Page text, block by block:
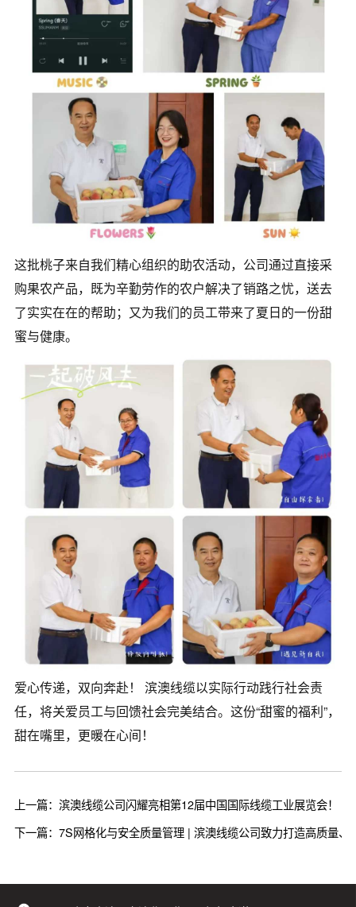
这批桃子来自我们精心组织的助农活动，公司通过直接采
购果农产品，既为辛勤劳作的农户解决了销路之忧，送去
了实实在在的帮助；又为我们的员工带来了夏日的一份甜
蜜与健康。
爱心传递，双向奔赴！ 滨澳线缆以实际行动践行社会责
任，将关爱员工与回馈社会完美结合。这份“甜蜜的福利”，
甜在嘴里，更暖在心间！
上一篇：滨澳线缆公司闪耀亮相第12届中国国际线缆工业展览会！
下一篇：7S网格化与安全质量管理 | 滨澳线缆公司致力打造高质量